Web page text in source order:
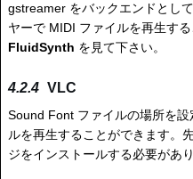
gstreamer をバックエンドとし
ヤーで MIDI ファイルを再生す
FluidSynth を見て下さい。
VLC
Sound Font ファイルの場所を設
ルを再生することができます。先
ジをインストールする必要があり